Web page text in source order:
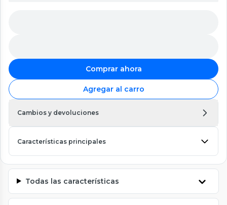
Comprar ahora
Agregar al carro
Cambios y devoluciones
Características principales
Todas las características